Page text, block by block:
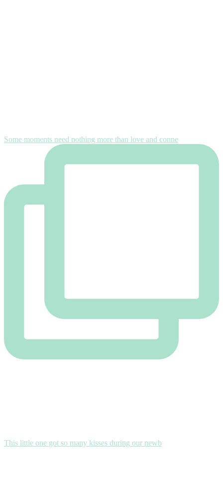
Some moments need nothing more than love and conne
This little one got so many kisses during our newb